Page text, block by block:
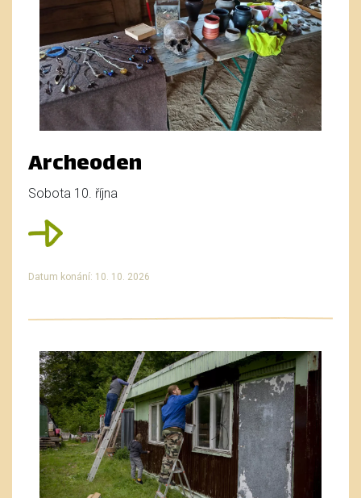
Archeoden
Sobota 10. října
Datum konání: 10. 10. 2026